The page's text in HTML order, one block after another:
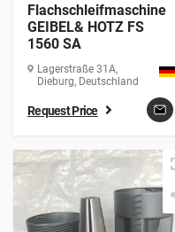
Flachschleifmaschine
GEIBEL& HOTZ FS
1560 SA
Lagerstraße 31A,
Dieburg, Deutschland
Request Price